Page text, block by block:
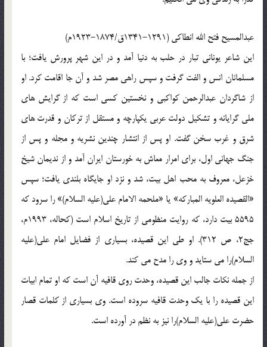
عبدالمسیح فتح الله انطاکی (1291-1341ق/1874-1923م)
این شاعر یونانی تبار در حلب به دنیا آمد و در این شهر پرورش یافت؛ با
مسلمانان انس و الفت گرفت و سپس راهی مصر شد و آن جا اقامت کرد. او
از شاگردان عبدالرحمن کواکبی و نخستین کسی است که از گرایش های
ملی گرایانه و تشکیل دولت عربی یکپارچه و مستقل از ترکان و قدرت های
شرق و غرب سخن گفت. او پس از انتشار چندین نشریه و مجله و پس از
جنگ جهانی اول، برای امرار معاش به خورستان ایران آمد و از ندیمان شیخ
خزعل، معروف به محب اهل بیت، شد و نزد او جایگاه بلندی یافت؛ سپس
«القصیده العلویه المبارکه» یا «ملحمه الامام علی(علیه السلام)» را سرود که
5595 بیت دارد، که روایت منظومی از تاریخ اسلام است (کحاله، 1993م،
جج2، ص 312). او طی این قصیده، بسیاری از فضایل امام علی(علیه
السلام)را می ستاید و وی را مدح می کند.
از جمله نکات جالب این قصیده، وحدت روی قافیه آن است که او تمام ابیات
این قصیده را با یک وحدت قافیه سروده است. وی بسیاری از کلمات قصار
حضرت علی(علیه السلام)را نیز به نظم در آورده است.